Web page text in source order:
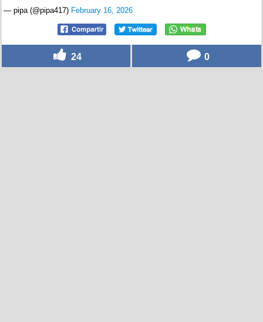
— pipa (@pipa417) February 16, 2026
24 0